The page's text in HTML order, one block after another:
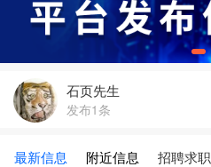
石页先生
发布1条
最新信息 附近信息 招聘求职